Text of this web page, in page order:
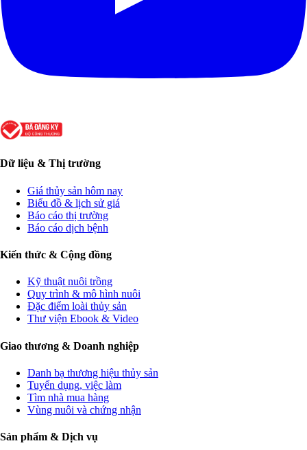
Dữ liệu & Thị trường
Giá thủy sản hôm nay
Biểu đồ & lịch sử giá
Báo cáo thị trường
Báo cáo dịch bệnh
Kiến thức & Cộng đồng
Kỹ thuật nuôi trồng
Quy trình & mô hình nuôi
Đặc điểm loài thủy sản
Thư viện Ebook & Video
Giao thương & Doanh nghiệp
Danh bạ thương hiệu thủy sản
Tuyển dụng, việc làm
Tìm nhà mua hàng
Vùng nuôi và chứng nhận
Sản phẩm & Dịch vụ